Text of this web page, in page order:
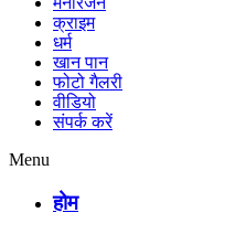
क्राइम
धर्म
खान पान
फोटो गैलरी
वीडियो
संपर्क करें
Menu
होम